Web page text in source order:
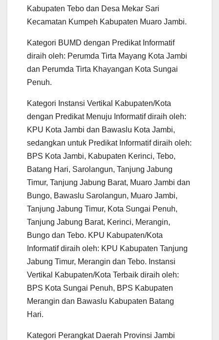
Kabupaten Tebo dan Desa Mekar Sari
Kecamatan Kumpeh Kabupaten Muaro Jambi.
Kategori BUMD dengan Predikat Informatif
diraih oleh: Perumda Tirta Mayang Kota Jambi
dan Perumda Tirta Khayangan Kota Sungai
Penuh.
Kategori Instansi Vertikal Kabupaten/Kota
dengan Predikat Menuju Informatif diraih oleh:
KPU Kota Jambi dan Bawaslu Kota Jambi,
sedangkan untuk Predikat Informatif diraih oleh:
BPS Kota Jambi, Kabupaten Kerinci, Tebo,
Batang Hari, Sarolangun, Tanjung Jabung
Timur, Tanjung Jabung Barat, Muaro Jambi dan
Bungo, Bawaslu Sarolangun, Muaro Jambi,
Tanjung Jabung Timur, Kota Sungai Penuh,
Tanjung Jabung Barat, Kerinci, Merangin,
Bungo dan Tebo. KPU Kabupaten/Kota
Informatif diraih oleh: KPU Kabupaten Tanjung
Jabung Timur, Merangin dan Tebo. Instansi
Vertikal Kabupaten/Kota Terbaik diraih oleh:
BPS Kota Sungai Penuh, BPS Kabupaten
Merangin dan Bawaslu Kabupaten Batang
Hari.
Kategori Perangkat Daerah Provinsi Jambi